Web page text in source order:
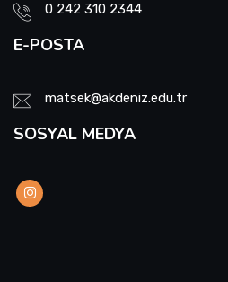
0 242 310 2344
E-POSTA
matsek@akdeniz.edu.tr
SOSYAL MEDYA